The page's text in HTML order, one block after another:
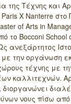
της Τέχνης και
X Nanterre στο
of Arts in
το Bocconi School
ανεξάρτητος
την οργάνωση
τέχνης με
καλλιτεχνών.
διοργανώνει
νους πίσω